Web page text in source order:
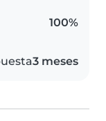
100%
3 meses